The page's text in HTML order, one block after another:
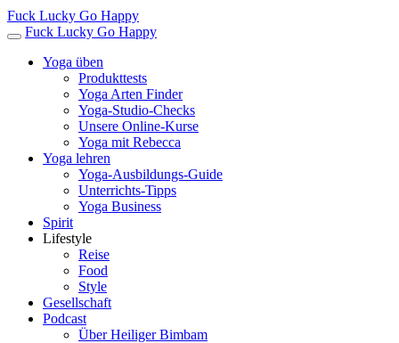
Fuck Lucky Go Happy
Fuck Lucky Go Happy
Yoga üben
Produkttests
Yoga Arten Finder
Yoga-Studio-Checks
Unsere Online-Kurse
Yoga mit Rebecca
Yoga lehren
Yoga-Ausbildungs-Guide
Unterrichts-Tipps
Yoga Business
Spirit
Lifestyle
Reise
Food
Style
Gesellschaft
Podcast
Über Heiliger Bimbam